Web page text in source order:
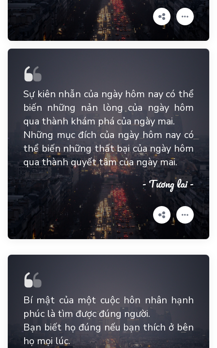
Sự kiên nhẫn của ngày hôm nay có thể
biến những nản lòng của ngày hôm
qua thành khám phá của ngày mai.
Những mục đích của ngày hôm nay có
thể biến những thất bại của ngày hôm
qua thành quyết tâm của ngày mai.
- Tương lai -
Bí mật của một cuộc hôn nhân hạnh
phúc là tìm được đúng người.
Bạn biết họ đúng nếu bạn thích ở bên
họ mọi lúc.